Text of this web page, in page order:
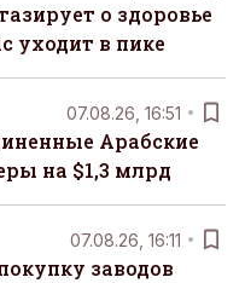
о здоровье
уходит в пике
07.08.26, 16:51
Арабские
на $1,3 млрд
07.08.26, 16:11
заводов